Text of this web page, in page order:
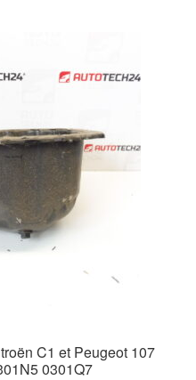
C1 et Peugeot 107
0301Q7